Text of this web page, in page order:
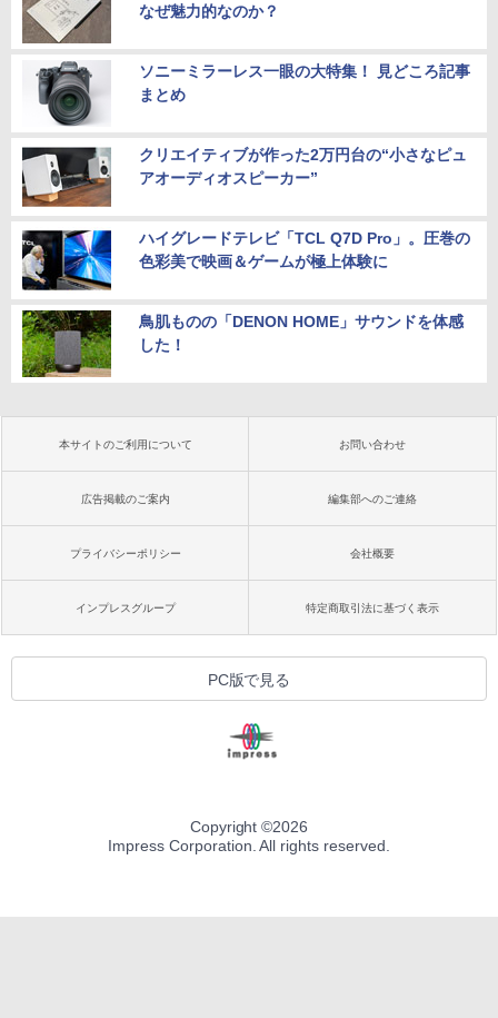
なぜ魅力的なのか？
ソニーミラーレス一眼の大特集！ 見どころ記事
まとめ
クリエイティブが作った2万円台の“小さなピュ
アオーディオスピーカー”
ハイグレードテレビ「TCL Q7D Pro」。圧巻の
色彩美で映画＆ゲームが極上体験に
鳥肌ものの「DENON HOME」サウンドを体感
した！
本サイトのご利用について お問い合わせ
広告掲載のご案内 編集部へのご連絡
プライバシーポリシー 会社概要
インプレスグループ 特定商取引法に基づく表示
PC版で見る
Copyright ©2026
Impress Corporation. All rights reserved.